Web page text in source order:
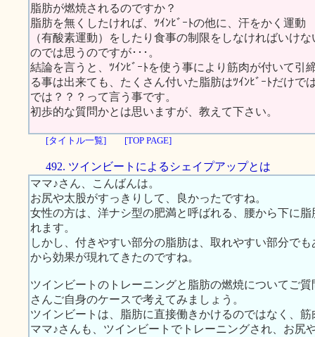
脂肪が燃焼されるのですか？
脂肪を無くしたければ、ﾂｲﾝﾋﾞｰﾄの他に、汗をかく運動
（有酸素運動）をしたり食事の制限をしなければいけな
のでは思うのですが･･･。
結論を言うと、ﾂｲﾝﾋﾞｰﾄを使う事により筋肉が付いて引
る事は出来ても、たくさん付いた脂肪はﾂｲﾝﾋﾞｰﾄだけで
では？？？って言う事です。
初歩的な質問かとは思いますが、教えて下さい。
[タイトル一覧] [TOP PAGE]
492. ツインビートによるシェイプアップとは
ママ♪さん、こんばんは。
お尻や太股がすっきりして、良かったですね。
女性の方は、洋ナシ型の肥満と呼ばれる、腰から下に
れます。
しかし、付きやすい部分の脂肪は、取れやすい部分で
から効果が現れてきたのですね。
ツインビートのトレーニングと脂肪の燃焼についてご
さんご自身のケースで考えてみましょう。
ツインビートは、脂肪に直接働きかけるのではなく、
ママ♪さんも、ツインビートでトレーニングされ、お尻